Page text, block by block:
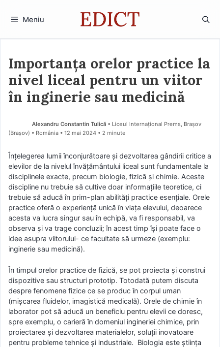
Meniu
Importanța orelor practice la
nivel liceal pentru un viitor
în inginerie sau medicină
Alexandru Constantin Tulică • Liceul Internațional Prems, Brașov
(Braşov) • România
12 mai 2024 • 2 minute
Înțelegerea lumii înconjurătoare și dezvoltarea gândirii critice a
elevilor de la nivelul învățământului liceal sunt fundamentale la
disciplinele exacte, precum biologie, fizică și chimie. Aceste
discipline nu trebuie să cultive doar informațiile teoretice, ci
trebuie să aducă în prim-plan abilități practice esențiale. Orele
practice oferă o experiență unică în viața elevului, deoarece
acesta va lucra singur sau în echipă, va fi responsabil, va
observa și va trage concluzii; în acest timp își poate face o
idee asupra viitorului- ce facultate să urmeze (exemplu:
inginerie sau medicină).
În timpul orelor practice de fizică, se pot proiecta și construi
dispozitive sau structuri prototip. Totodată putem discuta
despre fenomene fizice ce se produc în corpul uman
(mișcarea fluidelor, imagistică medicală). Orele de chimie în
laborator pot să aducă un beneficiu pentru elevii ce doresc,
spre exemplu, o carieră în domeniul ingineriei chimice, prin
proiectarea și dezvoltarea materialelor, soluții inovatoare
pentru probleme tehnice și industriale. Biologia este știința